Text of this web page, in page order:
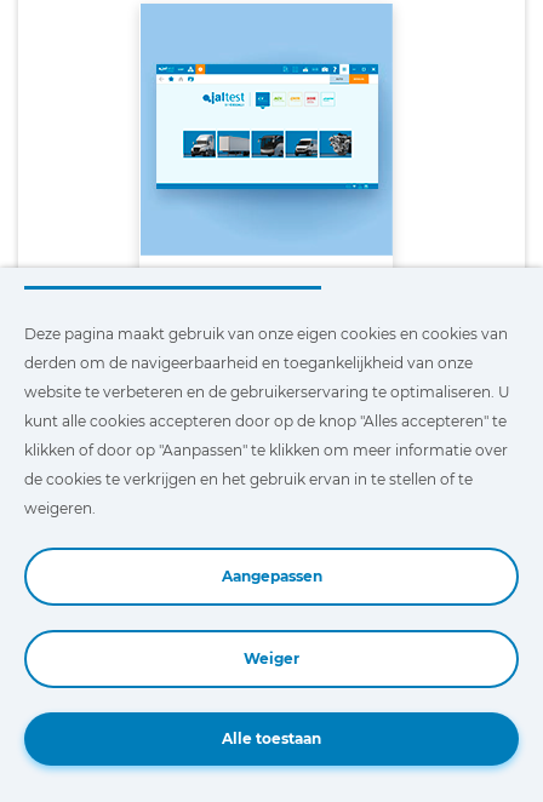
Jaltest Download Manager
Runterladen
HEEFT U INTERESSE IN JALTEST AGV?
Deze pagina maakt gebruik van onze eigen cookies en cookies van
derden om de navigeerbaarheid en toegankelijkheid van onze
website te verbeteren en de gebruikerservaring te optimaliseren. U
kunt alle cookies accepteren door op de knop "Alles accepteren" te
klikken of door op "Aanpassen" te klikken om meer informatie over
de cookies te verkrijgen en het gebruik ervan in te stellen of te
weigeren.
Aangepassen
Weiger
Alle toestaan